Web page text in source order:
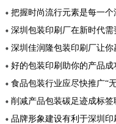
把握时尚流行元素是每一
深圳包装印刷厂在新时代需
深圳佳润隆包装印刷厂让
好的包装印刷助你的产品成
食品包装行业应尽快推广“
削减产品包装碳足迹成标
品牌形象建设有利于深圳